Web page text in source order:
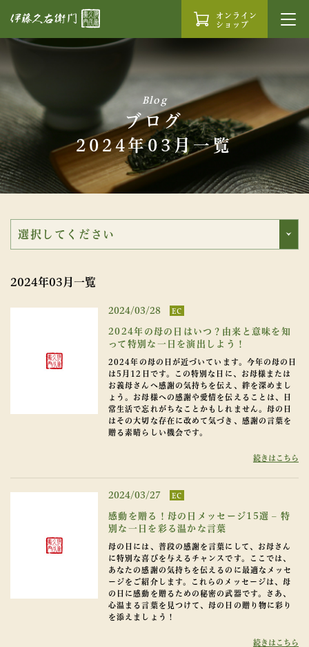
オンライン
ショップ
Blog
ブログ
2024年03月一覧
2024年03月一覧
2024/03/28 EC
2024年の母の日はいつ？由来と意味を知
って特別な一日を演出しよう！
2024年の母の日が近づいています。今年の母の日
は5月12日です。この特別な日に、お母様または
お義母さんへ感謝の気持ちを伝え、絆を深めまし
ょう。お母様への感謝や愛情を伝えることは、日
常生活で忘れがちなことかもしれません。母の日
はその大切な存在に改めて気づき、感謝の言葉を
贈る素晴らしい機会です。
続きはこちら
2024/03/27 EC
感動を贈る！母の日メッセージ15選 – 特
別な一日を彩る温かな言葉
母の日には、普段の感謝を言葉にして、お母さん
に特別な喜びを与えるチャンスです。ここでは、
あなたの感謝の気持ちを伝えるのに最適なメッセ
ージをご紹介します。これらのメッセージは、母
の日に感動を贈るための秘密の武器です。さあ、
心温まる言葉を見つけて、母の日の贈り物に彩り
を添えましょう！
続きはこちら